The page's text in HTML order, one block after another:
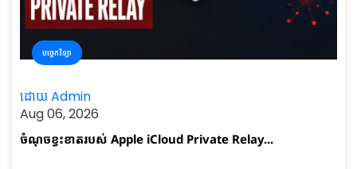
បច្ចេកវិទ្យា
ដោយ Admin
Aug 06, 2026
ចំណុចខ្វះខាត​របស់ Apple iCloud Private Relay...